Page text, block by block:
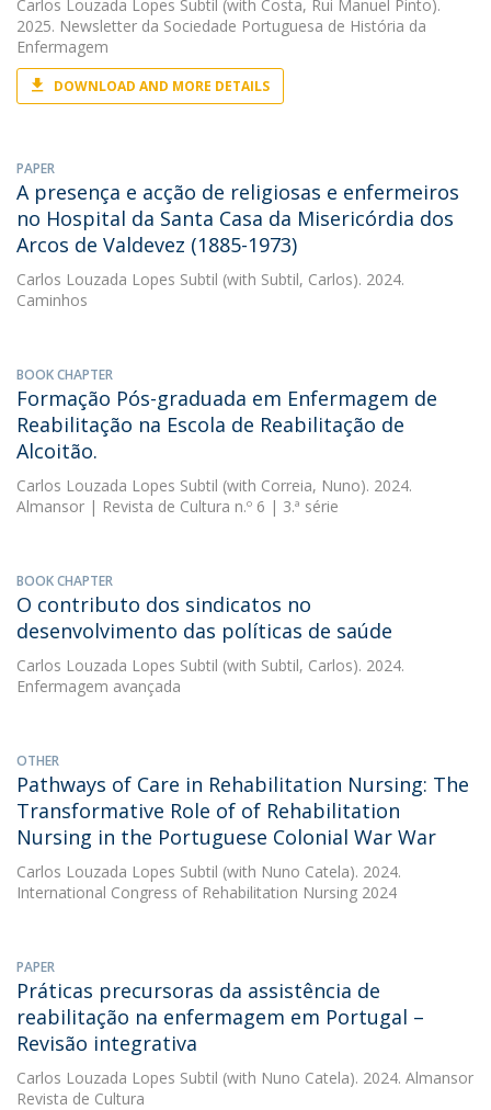
Carlos Louzada Lopes Subtil (with Costa, Rui Manuel Pinto).
2025. Newsletter da Sociedade Portuguesa de História da
Enfermagem
DOWNLOAD AND MORE DETAILS
PAPER
A presença e acção de religiosas e enfermeiros
no Hospital da Santa Casa da Misericórdia dos
Arcos de Valdevez (1885-1973)
Carlos Louzada Lopes Subtil (with Subtil, Carlos). 2024.
Caminhos
BOOK CHAPTER
Formação Pós-graduada em Enfermagem de
Reabilitação na Escola de Reabilitação de
Alcoitão.
Carlos Louzada Lopes Subtil (with Correia, Nuno). 2024.
Almansor | Revista de Cultura n.º 6 | 3.ª série
BOOK CHAPTER
O contributo dos sindicatos no
desenvolvimento das políticas de saúde
Carlos Louzada Lopes Subtil (with Subtil, Carlos). 2024.
Enfermagem avançada
OTHER
Pathways of Care in Rehabilitation Nursing: The
Transformative Role of of Rehabilitation
Nursing in the Portuguese Colonial War War
Carlos Louzada Lopes Subtil (with Nuno Catela). 2024.
International Congress of Rehabilitation Nursing 2024
PAPER
Práticas precursoras da assistência de
reabilitação na enfermagem em Portugal –
Revisão integrativa
Carlos Louzada Lopes Subtil (with Nuno Catela). 2024. Almansor
Revista de Cultura